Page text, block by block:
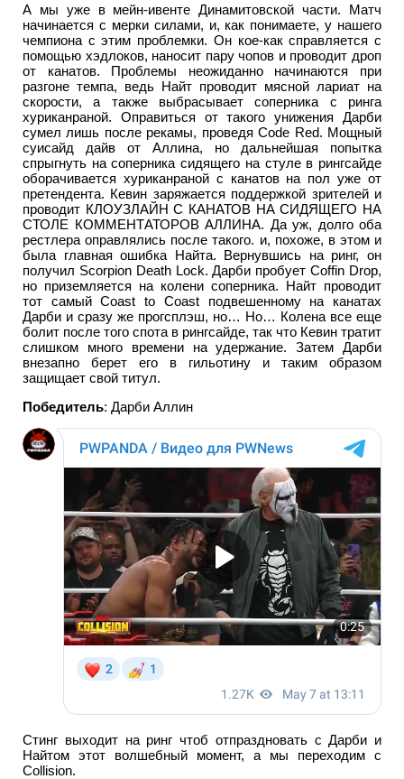
А мы уже в мейн-ивенте Динамитовской части. Матч
начинается с мерки силами, и, как понимаете, у нашего
чемпиона с этим проблемки. Он кое-как справляется с
помощью хэдлоков, наносит пару чопов и проводит дроп
от канатов. Проблемы неожиданно начинаются при
разгоне темпа, ведь Найт проводит мясной лариат на
скорости, а также выбрасывает соперника с ринга
хуриканраной. Оправиться от такого унижения Дарби
сумел лишь после рекамы, проведя Code Red. Мощный
суисайд дайв от Аллина, но дальнейшая попытка
спрыгнуть на соперника сидящего на стуле в рингсайде
оборачивается хуриканраной с канатов на пол уже от
претендента. Кевин заряжается поддержкой зрителей и
проводит КЛОУЗЛАЙН С КАНАТОВ НА СИДЯЩЕГО НА
СТОЛЕ КОММЕНТАТОРОВ АЛЛИНА. Да уж, долго оба
рестлера оправлялись после такого. и, похоже, в этом и
была главная ошибка Найта. Вернувшись на ринг, он
получил Scorpion Death Lock. Дарби пробует Coffin Drop,
но приземляется на колени соперника. Найт проводит
тот самый Coast to Coast подвешенному на канатах
Дарби и сразу же прогсплэш, но… Но… Колена все еще
болит после того спота в рингсайде, так что Кевин тратит
слишком много времени на удержание. Затем Дарби
внезапно берет его в гильотину и таким образом
защищает свой титул.
Победитель: Дарби Аллин
Стинг выходит на ринг чтоб отпраздновать с Дарби и
Найтом этот волшебный момент, а мы переходим с
Collision.